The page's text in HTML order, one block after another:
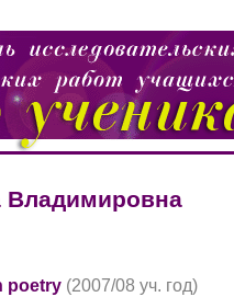
Владимировна
poetry (2007/08 уч. год)